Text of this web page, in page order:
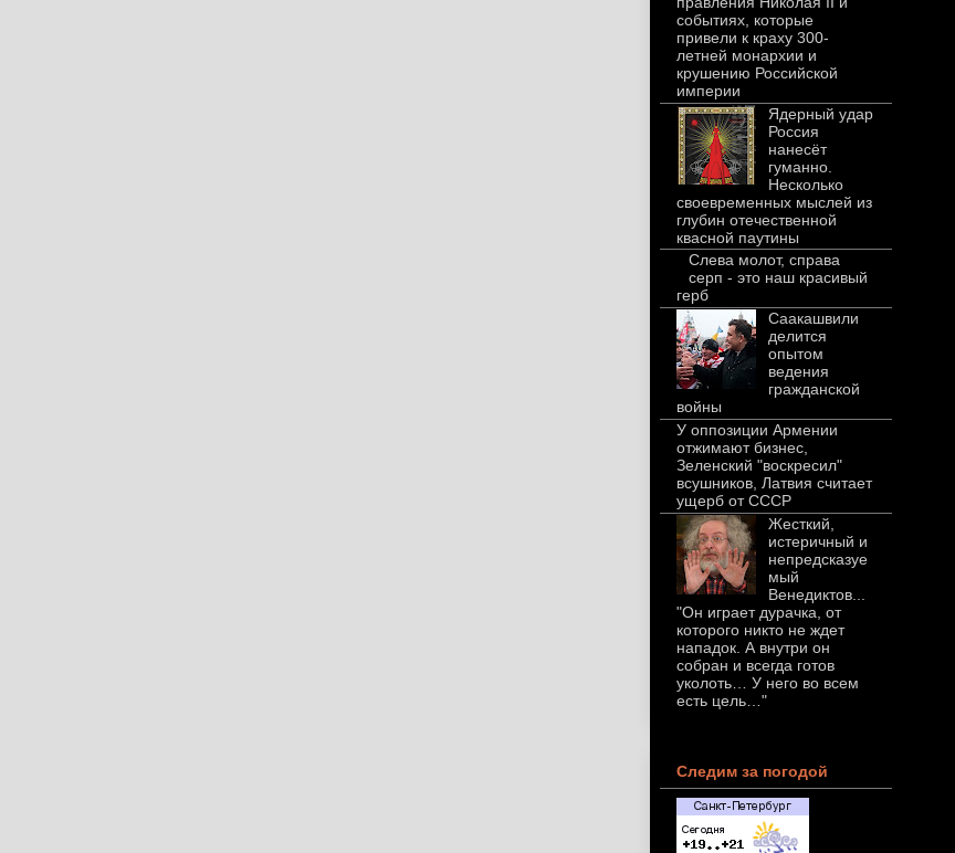
событиях, которые
привели к краху 300-
летней монархии и
крушению Российской
империи
Ядерный удар
Россия
нанесёт
гуманно.
Несколько
своевременных мыслей из
глубин отечественной
квасной паутины
Слева молот, справа
серп - это наш красивый
герб
Саакашвили
делится
опытом
ведения
гражданской
войны
У оппозиции Армении
отжимают бизнес,
Зеленский "воскресил"
всушников, Латвия считает
ущерб от СССР
Жесткий,
истеричный и
непредсказуе
мый
Венедиктов...
"Он играет дурачка, от
которого никто не ждет
нападок. А внутри он
собран и всегда готов
уколоть… У него во всем
есть цель…"
Следим за погодой